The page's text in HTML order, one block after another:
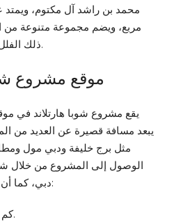
مربع، ويضم مجموعة متنوعة من
ذلك الفلل والشقق والاستوديوهات.
موقع مشروع
يقع مشروع شوبا هارتلاند في
يبعد مسافة قصيرة عن العديد من
مثل برج خليفة ودبي مول
الوصول إلى المشروع من خلال
دبي، كما أن المشروع قريب من الآتي:
1.7 كم من رأس الخور.